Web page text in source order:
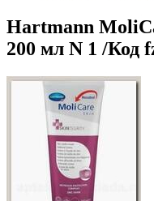
Hartmann
200 мл N 1 /Код